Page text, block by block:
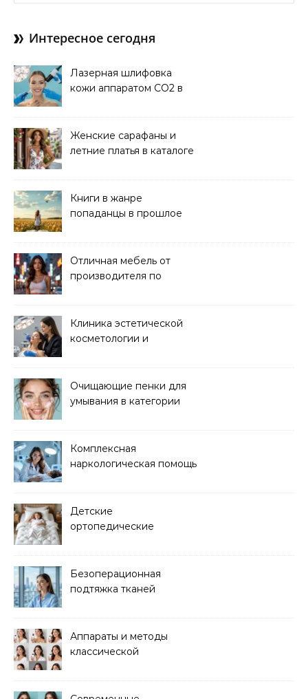
Интересное сегодня
Лазерная шлифовка
кожи аппаратом CO2 в
Женские сарафаны и
летние платья в каталоге
Книги в жанре
попаданцы в прошлое
Отличная мебель от
производителя по
Клиника эстетической
косметологии и
Очищающие пенки для
умывания в категории
Комплексная
наркологическая помощь
Детские
ортопедические
Безоперационная
подтяжка тканей
Аппараты и методы
классической